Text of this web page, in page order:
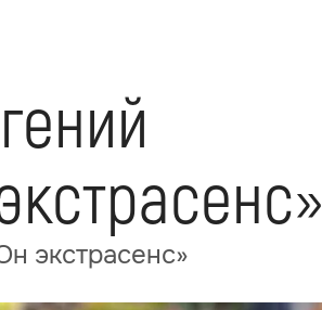
экстрасенс»